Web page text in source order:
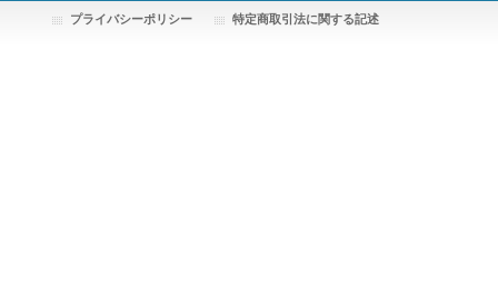
プライバシーポリシー 特定商取引法に関する記述